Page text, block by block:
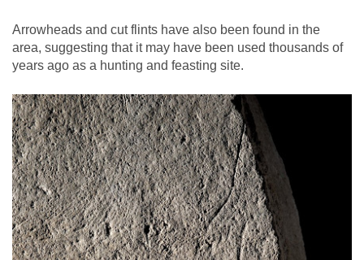
Arrowheads and cut flints have also been found in the
area, suggesting that it may have been used thousands of
years ago as a hunting and feasting site.